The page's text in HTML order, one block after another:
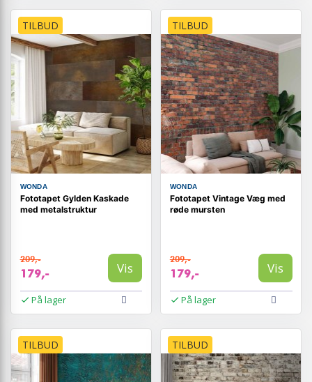
TILBUD
WONDA
Fototapet Gylden Kaskade
med metalstruktur
209,-
179,- Vis
På lager
TILBUD
WONDA
Fototapet Vintage Væg med
røde mursten
209,-
179,- Vis
På lager
TILBUD TILBUD